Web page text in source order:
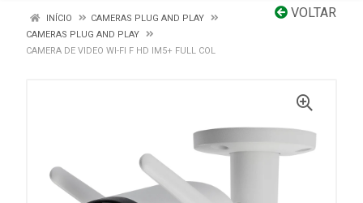
VOLTAR
INÍCIO
CAMERAS PLUG AND PLAY
CAMERAS PLUG AND PLAY
CAMERA DE VIDEO WI-FI F HD IM5+ FULL COL